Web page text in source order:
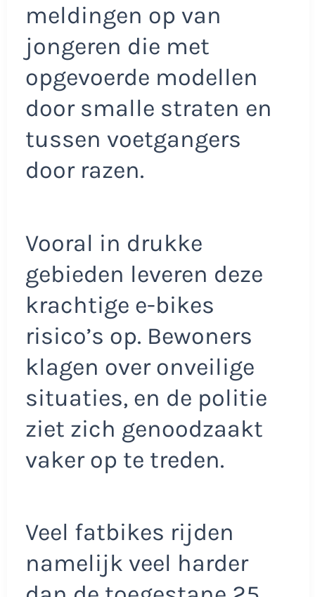
meldingen op van
jongeren die met
opgevoerde modellen
door smalle straten en
tussen voetgangers
door razen.
Vooral in drukke
gebieden leveren deze
krachtige e-bikes
risico’s op. Bewoners
klagen over onveilige
situaties, en de politie
ziet zich genoodzaakt
vaker op te treden.
Veel fatbikes rijden
namelijk veel harder